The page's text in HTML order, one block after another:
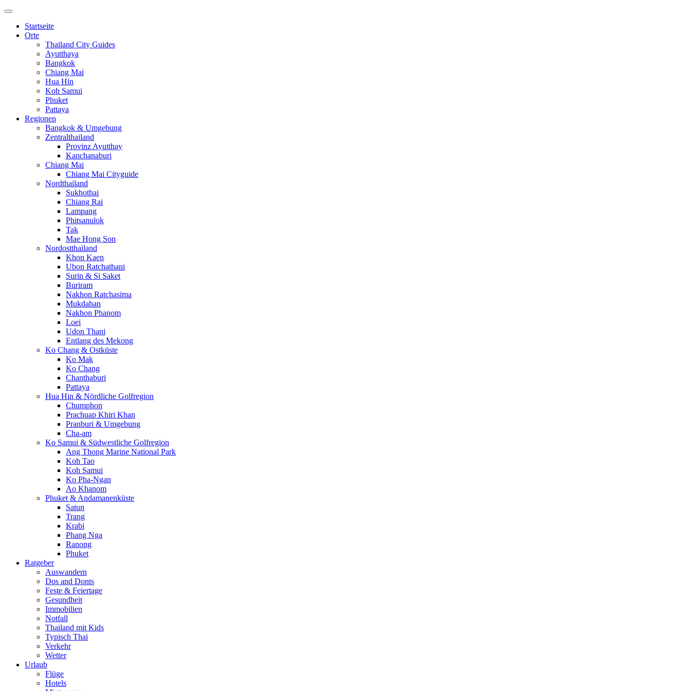
Startseite
Orte
Thailand City Guides
Ayutthaya
Bangkok
Chiang Mai
Hua Hin
Koh Samui
Phuket
Pattaya
Regionen
Bangkok & Umgebung
Zentralthailand
Provinz Ayutthay
Kanchanaburi
Chiang Mai
Chiang Mai Cityguide
Nordthailand
Sukhothai
Chiang Rai
Lampang
Phitsanulok
Tak
Mae Hong Son
Nordostthailand
Khon Kaen
Ubon Ratchathani
Surin & Si Saket
Buriram
Nakhon Ratchasima
Mukdahan
Nakhon Phanom
Loei
Udon Thani
Entlang des Mekong
Ko Chang & Ostküste
Ko Mak
Ko Chang
Chanthaburi
Pattaya
Hua Hin & Nördliche Golfregion
Chumphon
Prachuap Khiri Khan
Pranburi & Umgebung
Cha-am
Ko Samui & Südwestliche Golfregion
Ang Thong Marine National Park
Koh Tao
Koh Samui
Ko Pha-Ngan
Ao Khanom
Phuket & Andamanenküste
Satun
Trang
Krabi
Phang Nga
Ranong
Phuket
Ratgeber
Auswandern
Dos and Donts
Feste & Feiertage
Gesundheit
Immobilien
Notfall
Thailand mit Kids
Typisch Thai
Verkehr
Wetter
Urlaub
Flüge
Hotels